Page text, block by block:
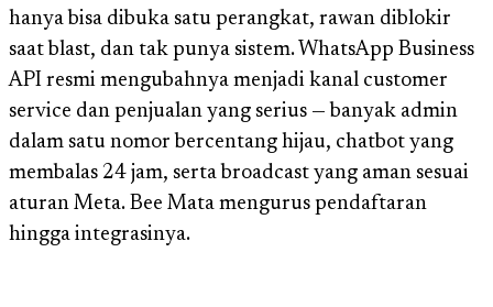
hanya bisa dibuka satu perangkat, rawan diblokir
saat blast, dan tak punya sistem. WhatsApp Business
API resmi mengubahnya menjadi kanal customer
service dan penjualan yang serius — banyak admin
dalam satu nomor bercentang hijau, chatbot yang
membalas 24 jam, serta broadcast yang aman sesuai
aturan Meta. Bee Mata mengurus pendaftaran
hingga integrasinya.